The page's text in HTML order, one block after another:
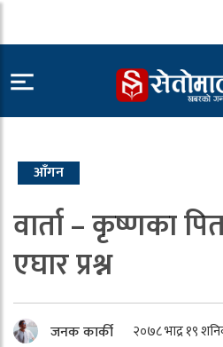
आँगन
वार्ता – कृष्णका
एघार प्रश्न
जनक कार्की २०७८ भाद्र १९